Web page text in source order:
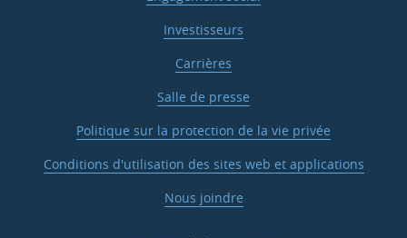
Investisseurs
Carrières
Salle de presse
Politique sur la protection de la vie privée
Conditions d'utilisation des sites web et applications
Nous joindre